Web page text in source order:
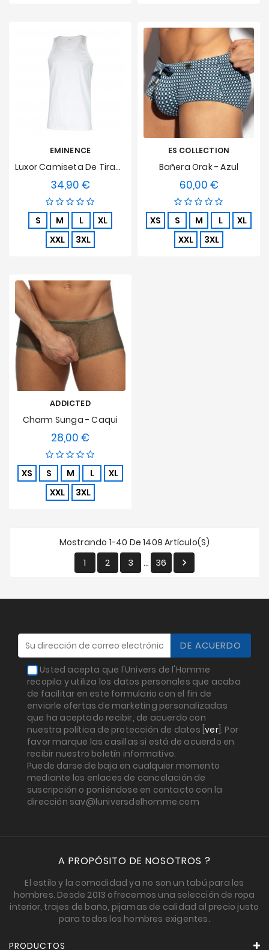
EMINENCE
Luxor Camiseta De Tirantes
34,90 €
S M L
XL
XXL
3XL
ES COLLECTION
Bañera Orak - Azul
60,00 €Precio
XS S M L
XL
XXL
3XL
ADDICTED
Charm Sunga - Caqui
28,00 €
XS S M L
XL
XXL
3XL
Mostrando 1-40 De 1409 Artículo(s)
1 2 3 … 36 
Usted acepta que l'Univers de l'Homme
recopila y utiliza los datos personales que acaba
de facilitar en este formulario con el fin de
enviarle ofertas de marketing personalizadas
que ha aceptado recibir, de acuerdo con
nuestra política de protección de datos [ver]. Por
favor marque las casillas si está de acuerdo en
recibir nuestro boletín informativo.
Puede darse de baja en cualquier momento
mediante los enlaces de cancelación de
suscripción o poniéndose en contacto con la
dirección sav@luniversdelhomme.com
A PROPÓSITO DE NOSOTROS ?
El estilo y la comodidad ya no son un tabú para los
hombres. Desde 2013 ofrecemos una selección de ropa
interior, trajes de baño, pijamas de calidad al precio justo
para todos los hombres exigentes.
PRODUCTOS